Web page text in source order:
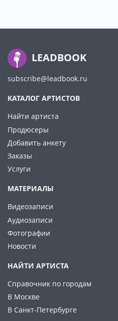
LEADBOOK
subscribe@leadbook.ru
КАТАЛОГ АРТИСТОВ
Найти артиста
Продюсеры
Добавить анкету
Заказы
Услуги
МАТЕРИАЛЫ
Видеозаписи
Аудиозаписи
Фотографии
Новости
НАЙТИ АРТИСТА
Справочник по городам
В Москве
В Санкт-Петербурге